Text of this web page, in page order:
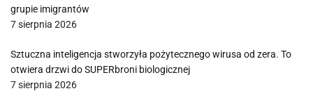
grupie imigrantów
7 sierpnia 2026
Sztuczna inteligencja stworzyła pożytecznego wirusa od zera. To
otwiera drzwi do SUPERbroni biologicznej
7 sierpnia 2026